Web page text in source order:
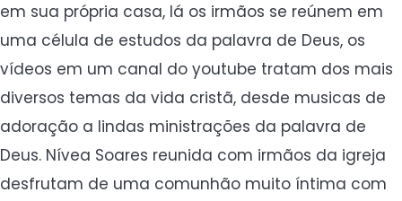
em sua própria casa, lá os irmãos se reúnem em
uma célula de estudos da palavra de Deus, os
vídeos em um canal do youtube tratam dos mais
diversos temas da vida cristã, desde musicas de
adoração a lindas ministrações da palavra de
Deus. Nívea Soares reunida com irmãos da igreja
desfrutam de uma comunhão muito íntima com